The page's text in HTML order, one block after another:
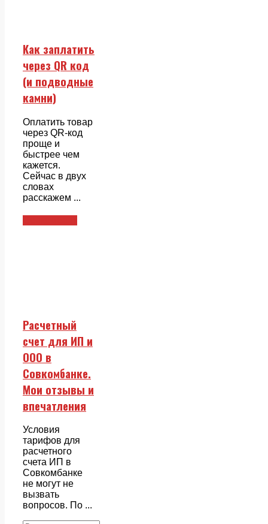
Как заплатить
через QR код
(и подводные
камни)
Оплатить товар
через QR-код
проще и
быстрее чем
кажется.
Сейчас в двух
словах
расскажем ...
Расчетный
счет для ИП и
ООО в
Совкомбанке.
Мои отзывы и
впечатления
Условия
тарифов для
расчетного
счета ИП в
Совкомбанке
не могут не
вызвать
вопросов. По ...